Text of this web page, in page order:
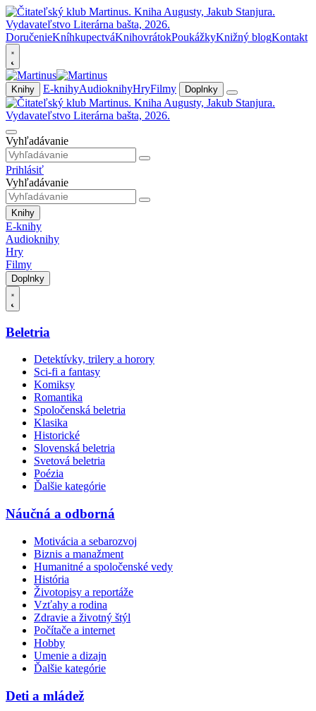
DoručenieKníhkupectváKnihovrátokPoukážkyKnižný blogKontakt
Knihy E-knihyAudioknihyHryFilmy Doplnky
Vyhľadávanie
Prihlásiť
Vyhľadávanie
Knihy
E-knihy
Audioknihy
Hry
Filmy
Doplnky
Beletria
Detektívky, trilery a horory
Sci-fi a fantasy
Komiksy
Romantika
Spoločenská beletria
Klasika
Historické
Slovenská beletria
Svetová beletria
Poézia
Ďalšie kategórie
Náučná a odborná
Motivácia a sebarozvoj
Biznis a manažment
Humanitné a spoločenské vedy
História
Životopisy a reportáže
Vzťahy a rodina
Zdravie a životný štýl
Počítače a internet
Hobby
Umenie a dizajn
Ďalšie kategórie
Deti a mládež